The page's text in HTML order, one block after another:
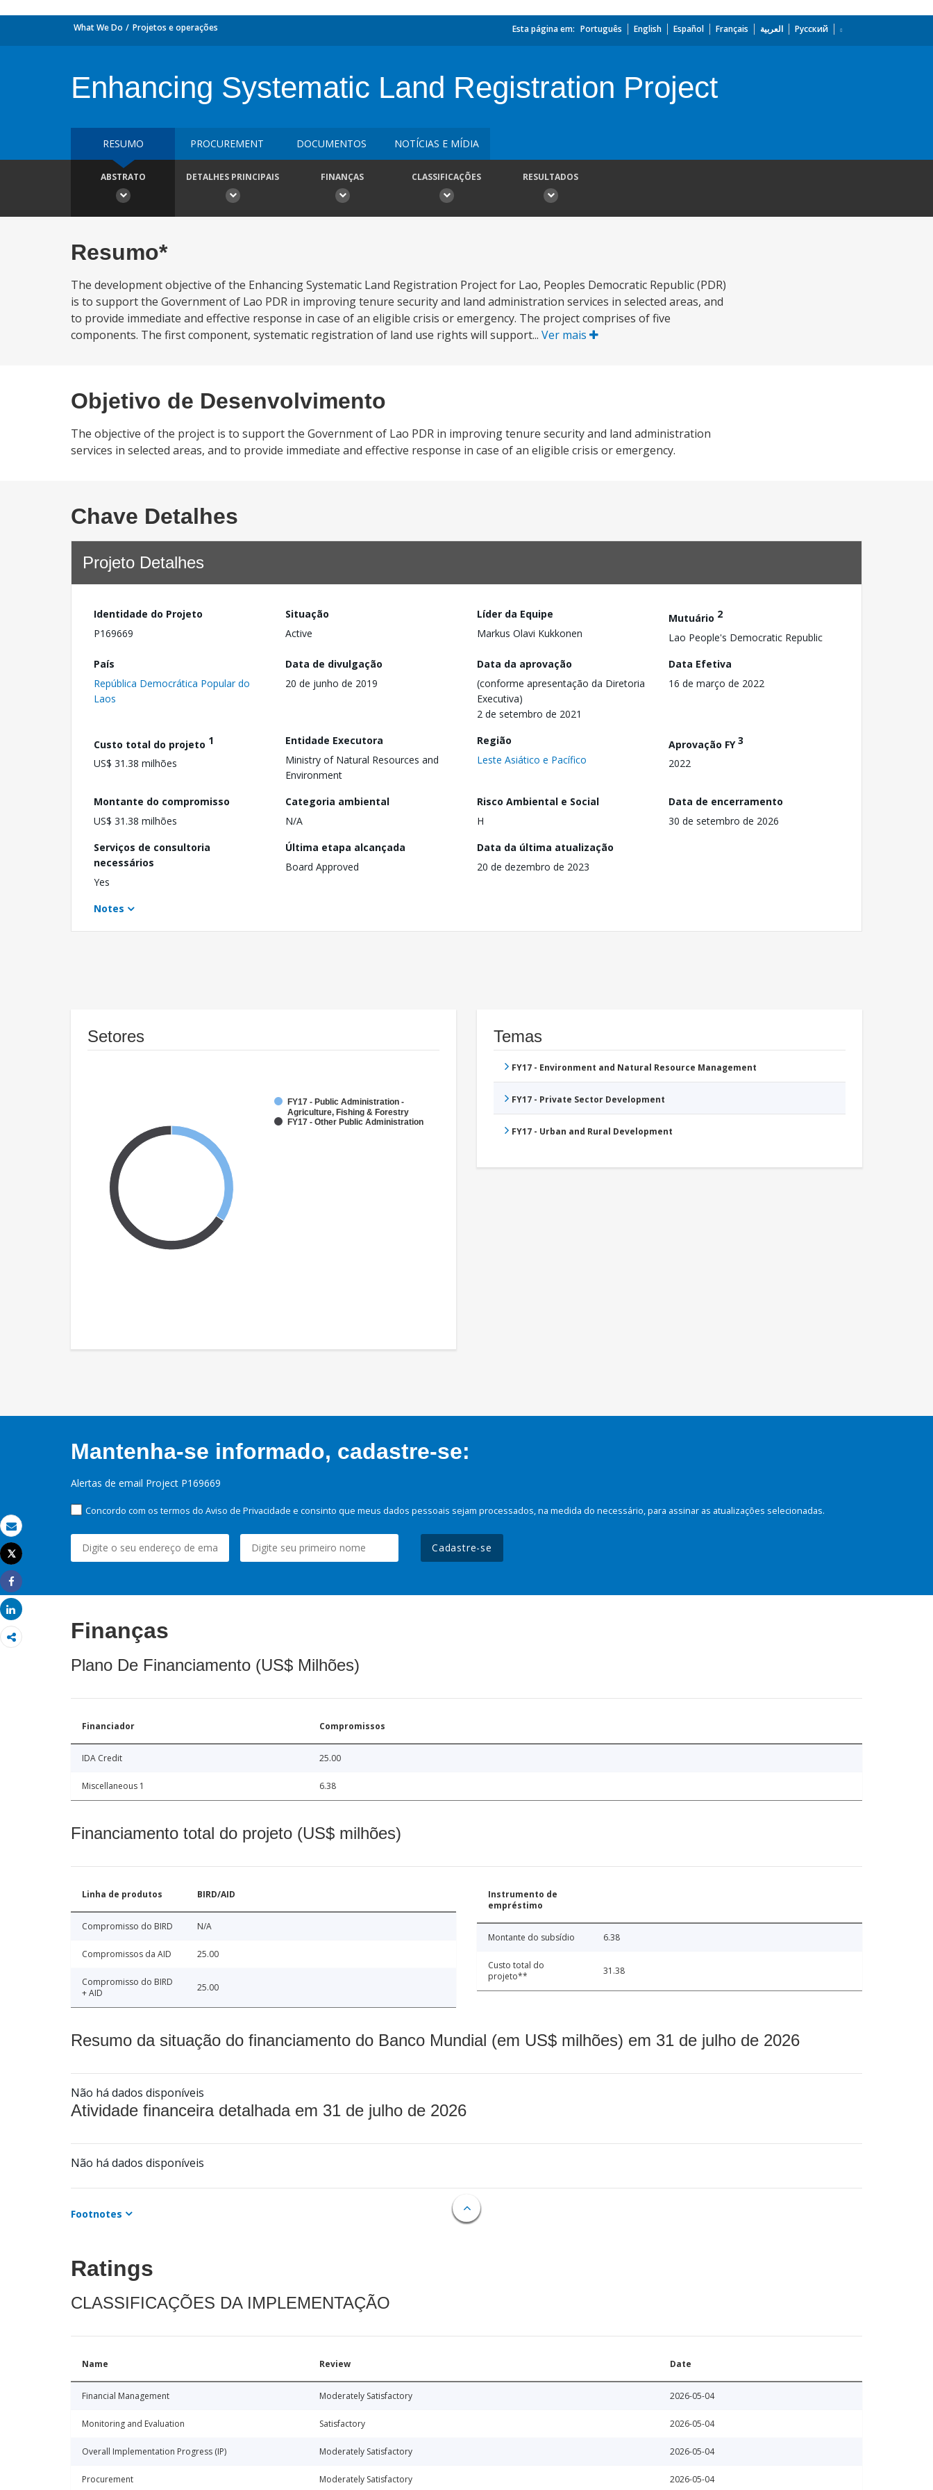
Email
Imprimir
Tweet
Share
Share
What We Do Projetos e operações Esta página em: Português English Español Français العربية Русский
Enhancing Systematic Land Registration Project
RESUMO PROCUREMENT DOCUMENTOS NOTÍCIAS E MÍDIA
ABSTRATO DETALHES PRINCIPAIS FINANÇAS CLASSIFICAÇÕES RESULTADOS
Resumo*
The development objective of the Enhancing Systematic Land Registration Project for Lao, Peoples Democratic Republic (PDR)
is to support the Government of Lao PDR in improving tenure security and land administration services in selected areas, and
to provide immediate and effective response in case of an eligible crisis or emergency. The project comprises of five
components. The first component, systematic registration of land use rights will support... Ver mais
Objetivo de Desenvolvimento
The objective of the project is to support the Government of Lao PDR in improving tenure security and land administration
services in selected areas, and to provide immediate and effective response in case of an eligible crisis or emergency.
Chave Detalhes
Projeto Detalhes
Identidade do Projeto
P169669
Situação
Active
Líder da Equipe
Markus Olavi Kukkonen
Mutuário 2
Lao People's Democratic Republic
País
República Democrática Popular do
Laos
Data de divulgação
20 de junho de 2019
Data da aprovação
(conforme apresentação da Diretoria
Executiva)
2 de setembro de 2021
Data Efetiva
16 de março de 2022
Custo total do projeto 1
US$ 31.38 milhões
Entidade Executora
Ministry of Natural Resources and
Environment
Região
Leste Asiático e Pacífico
Aprovação FY3
2022
Montante do compromisso
US$ 31.38 milhões
Categoria ambiental
N/A
Risco Ambiental e Social
H
Data de encerramento
30 de setembro de 2026
Serviços de consultoria
necessários
Yes
Última etapa alcançada
Board Approved
Data da última atualização
20 de dezembro de 2023
Notes
Setores
FY17 - Public Administration -
Agriculture, Fishing & Forestry
FY17 - Other Public Administration
Temas
FY17 - Environment and Natural Resource Management
FY17 - Private Sector Development
FY17 - Urban and Rural Development
Mantenha-se informado, cadastre-se:
Alertas de email Project P169669
Concordo com os termos do Aviso de Privacidade e consinto que meus dados pessoais sejam processados, na medida do necessário, para assinar as atualizações selecionadas.
Cadastre-se
Finanças
Plano De Financiamento (US$ Milhões)
Financiador Compromissos
IDA Credit 25.00
Miscellaneous 1 6.38
Financiamento total do projeto (US$ milhões)
Linha de produtos BIRD/AID
Compromisso do BIRD N/A
Compromissos da AID 25.00
Compromisso do BIRD
+ AID
25.00
Instrumento de
empréstimo
Montante do subsídio 6.38
Custo total do
projeto**
31.38
Resumo da situação do financiamento do Banco Mundial (em US$ milhões) em 31 de julho de 2026
Não há dados disponíveis
Atividade financeira detalhada em 31 de julho de 2026
Não há dados disponíveis
Footnotes
Ratings
CLASSIFICAÇÕES DA IMPLEMENTAÇÃO
Name Review Date
Financial Management Moderately Satisfactory 2026-05-04
Monitoring and Evaluation Satisfactory 2026-05-04
Overall Implementation Progress (IP) Moderately Satisfactory 2026-05-04
Procurement Moderately Satisfactory 2026-05-04